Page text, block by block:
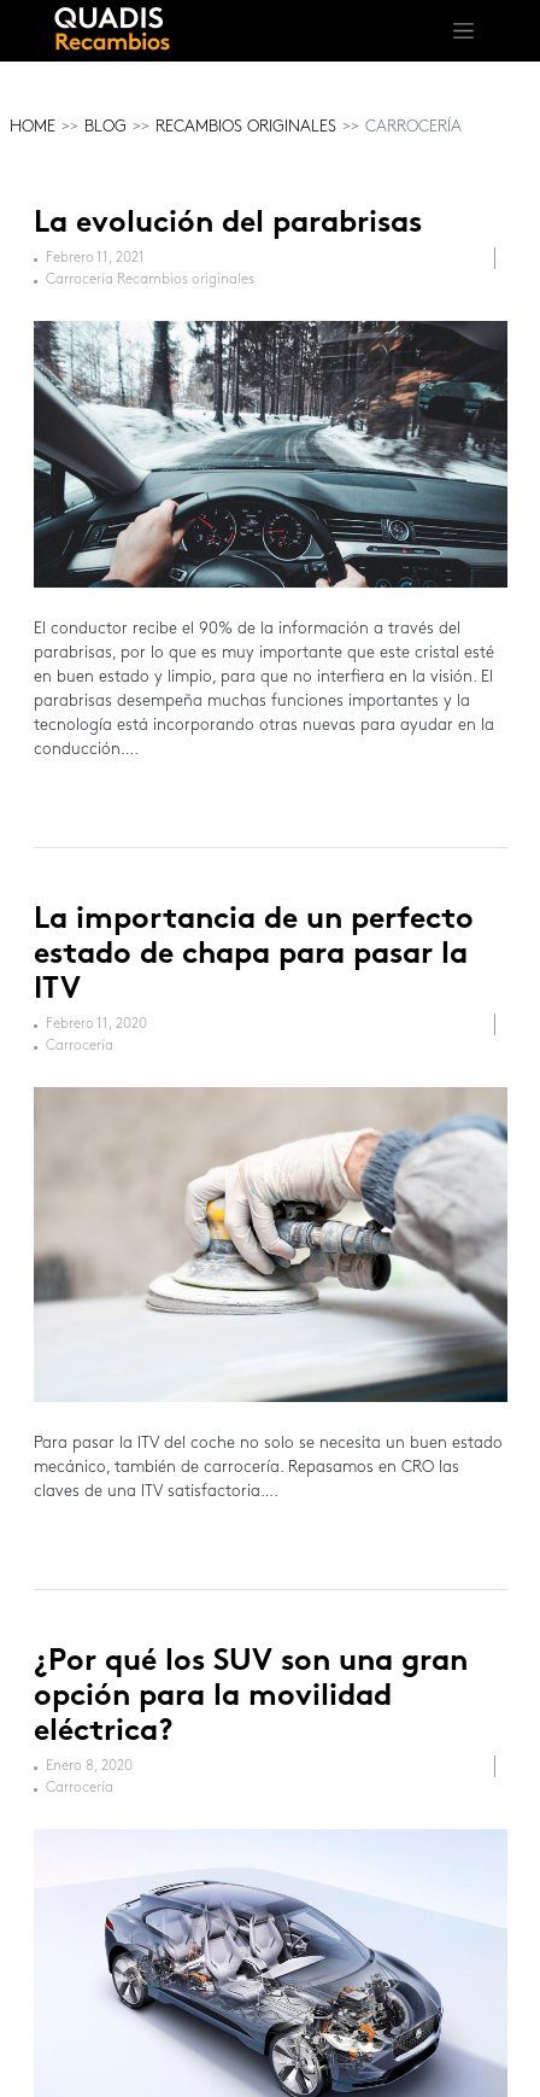
HOME BLOG RECAMBIOS ORIGINALES CARROCERÍA
La evolución del parabrisas
Febrero 11, 2021
Carrocería Recambios originales
El conductor recibe el 90% de la información a través del
parabrisas, por lo que es muy importante que este cristal esté
en buen estado y limpio, para que no interfiera en la visión. El
parabrisas desempeña muchas funciones importantes y la
tecnología está incorporando otras nuevas para ayudar en la
conducción….
La importancia de un perfecto
estado de chapa para pasar la
ITV
Febrero 11, 2020
Carrocería
Para pasar la ITV del coche no solo se necesita un buen estado
mecánico, también de carrocería. Repasamos en CRO las
claves de una ITV satisfactoria….
¿Por qué los SUV son una gran
opción para la movilidad
eléctrica?
Enero 8, 2020
Carrocería